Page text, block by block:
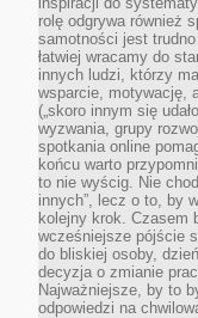
rolę odgrywa również
samotności jest
łatwiej wracamy do
innych ludzi, którzy
wsparcie, motywację,
(„skoro innym się
wyzwania, grupy
spotkania online
końcu warto
to nie wyścig. Nie
innych”, lecz o to, by
kolejny krok. Czasem
wcześniejsze pójście
do bliskiej osoby,
decyzja o zmianie
Najważniejsze, by to
odpowiedzi na